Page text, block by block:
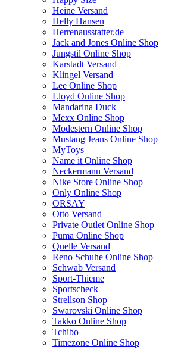
Heine Versand
Helly Hansen
Herrenausstatter.de
Jack and Jones Online Shop
Jungstil Online Shop
Karstadt Versand
Klingel Versand
Lee Online Shop
Lloyd Online Shop
Mandarina Duck
Mexx Online Shop
Modestern Online Shop
Mustang Jeans Online Shop
MyToys
Name it Online Shop
Neckermann Versand
Nike Store Online Shop
Only Online Shop
ORSAY
Otto Versand
Private Outlet Online Shop
Puma Online Shop
Quelle Versand
Reno Schuhe Online Shop
Schwab Versand
Sport-Thieme
Sportscheck
Strellson Shop
Swarovski Online Shop
Takko Online Shop
Tchibo
Timezone Online Shop